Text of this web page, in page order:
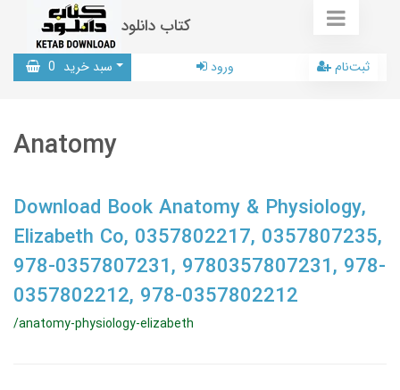
کتاب دانلود
سبد خرید 0 ورود ثبت‌نام
Anatomy
Download Book Anatomy & Physiology,
Elizabeth Co, 0357802217, 0357807235,
978-0357807231, 9780357807231, 978-
0357802212, 978-0357802212
/anatomy-physiology-elizabeth